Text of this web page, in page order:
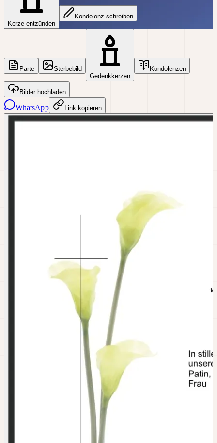
Kerze entzünden
Kondolenz schreiben
Parte
Sterbebild
Gedenkkerzen
Kondolenzen
Bilder hochladen
WhatsApp Link kopieren